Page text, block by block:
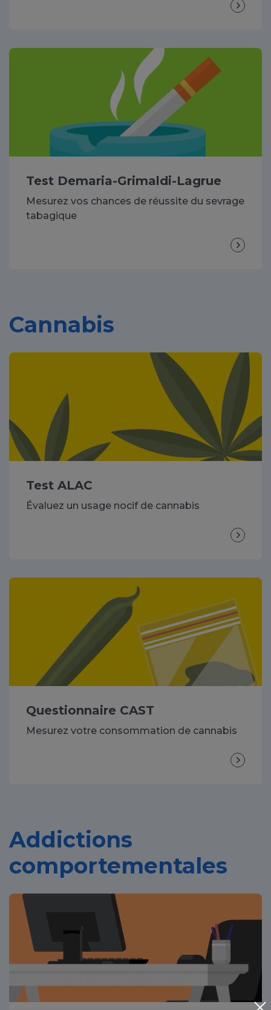
Test Demaria-Grimaldi-Lagrue
Mesurez vos chances de réussite du sevrage
tabagique
Cannabis
Test ALAC
Évaluez un usage nocif de cannabis
Questionnaire CAST
Mesurez votre consommation de cannabis
Addictions
comportementales